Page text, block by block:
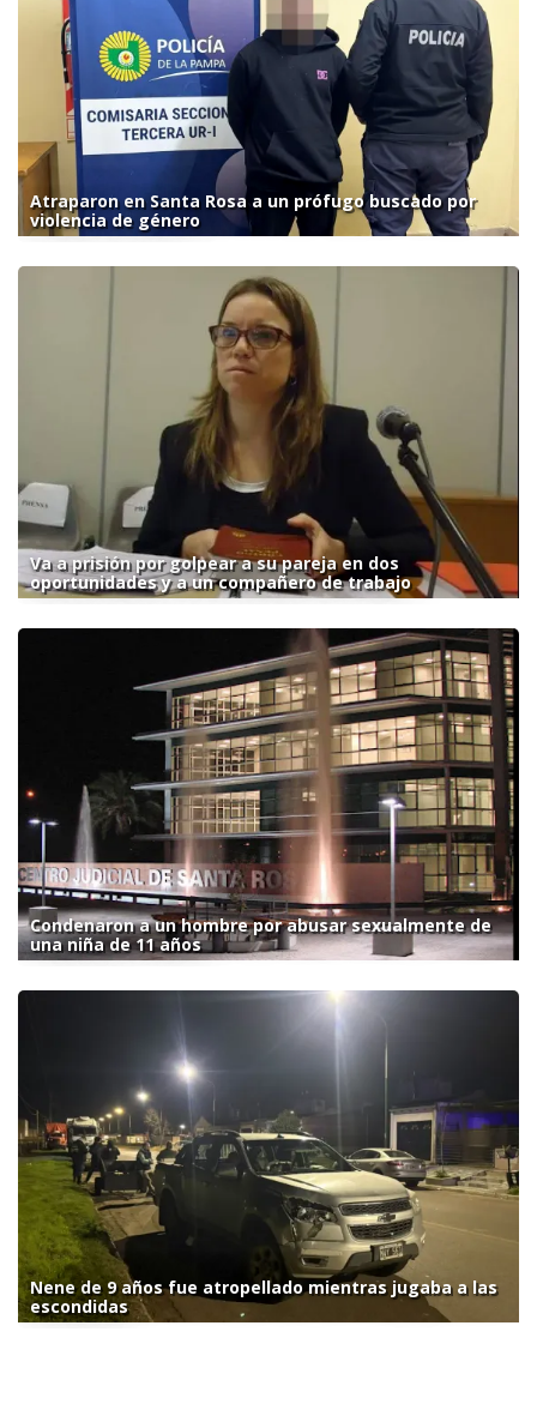
Atraparon en Santa Rosa a un prófugo buscado por
violencia de género
Va a prisión por golpear a su pareja en dos
oportunidades y a un compañero de trabajo
Condenaron a un hombre por abusar sexualmente de
una niña de 11 años
Nene de 9 años fue atropellado mientras jugaba a las
escondidas